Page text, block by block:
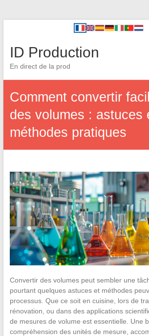
ID Production
En direct de la prod
Comment convertir
des volumes : astuces
méthodes pratiques
Convertir des volumes peut sembler une
pourtant quelques astuces et méthodes
processus. Que ce soit en cuisine, lors de
rénovation, ou dans des applications
de mesures de volume est essentielle. Une
compréhension des unités de mesure,